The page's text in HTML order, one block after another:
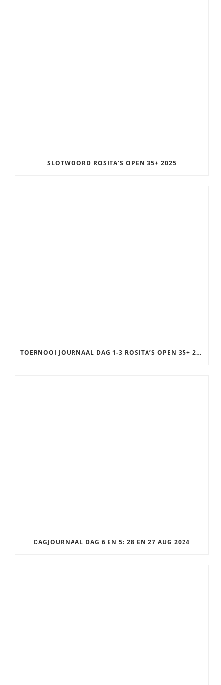
SLOTWOORD ROSITA’S OPEN 35+ 2025
TOERNOOI JOURNAAL DAG 1-3 ROSITA’S OPEN 35+ 2025
DAGJOURNAAL DAG 6 EN 5: 28 EN 27 AUG 2024